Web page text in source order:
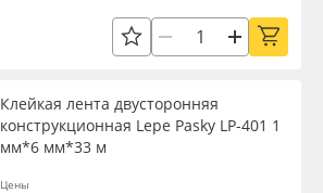
Клейкая лента двусторонняя
конструкционная Lepe Pasky LP-401 1
мм*6 мм*33 м
Цены